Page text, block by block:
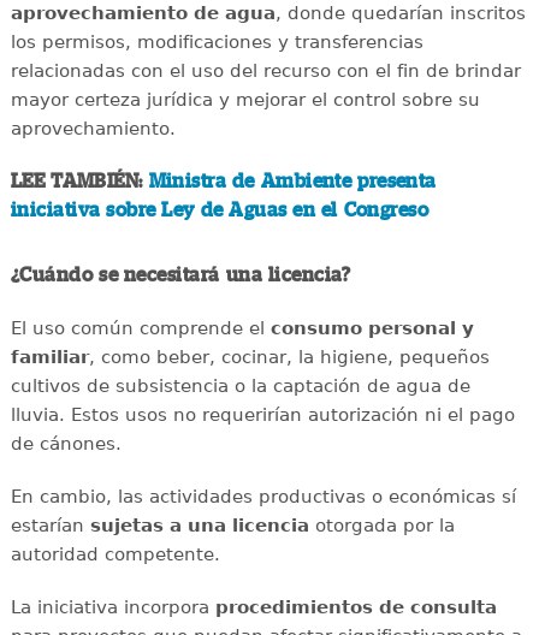
aprovechamiento de agua, donde quedarían inscritos
los permisos, modificaciones y transferencias
relacionadas con el uso del recurso con el fin de brindar
mayor certeza jurídica y mejorar el control sobre su
aprovechamiento.
LEE TAMBIÉN: Ministra de Ambiente presenta
iniciativa sobre Ley de Aguas en el Congreso
¿Cuándo se necesitará una licencia?
El uso común comprende el consumo personal y
familiar, como beber, cocinar, la higiene, pequeños
cultivos de subsistencia o la captación de agua de
lluvia. Estos usos no requerirían autorización ni el pago
de cánones.
En cambio, las actividades productivas o económicas sí
estarían sujetas a una licencia otorgada por la
autoridad competente.
La iniciativa incorpora procedimientos de consulta